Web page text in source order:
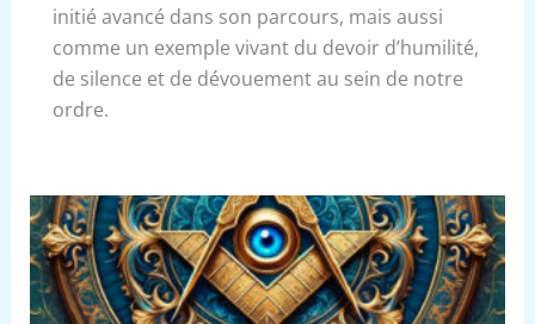
initié avancé dans son parcours, mais aussi
comme un exemple vivant du devoir d’humilité,
de silence et de dévouement au sein de notre
ordre.